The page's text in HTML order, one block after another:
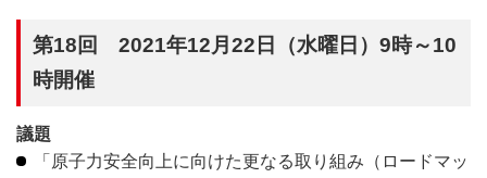
第18回 2021年12月22日（水曜日）9時～10
時開催
議題
「原子力安全向上に向けた更なる取り組み（ロードマッ